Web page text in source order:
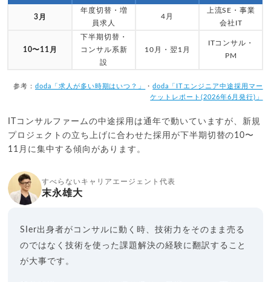
3月
年度切替・増
員求人
4月
上流SE・事業
会社IT
10〜11月
下半期切替・
コンサル系新
設
10月・翌1月
ITコンサル・
PM
参考： doda「求人が多い時期はいつ？」 ・doda「ITエンジニア中途採用マー
ケットレポート(2026年6月発行)」
ITコンサルファームの中途採用は通年で動いていますが、新規
プロジェクトの立ち上げに合わせた採用が下半期切替の10〜
11月に集中する傾向があります。
すべらないキャリアエージェント代表
末永雄大
SIer出身者がコンサルに動く時、技術力をそのまま売る
のではなく技術を使った課題解決の経験に翻訳すること
が大事です。